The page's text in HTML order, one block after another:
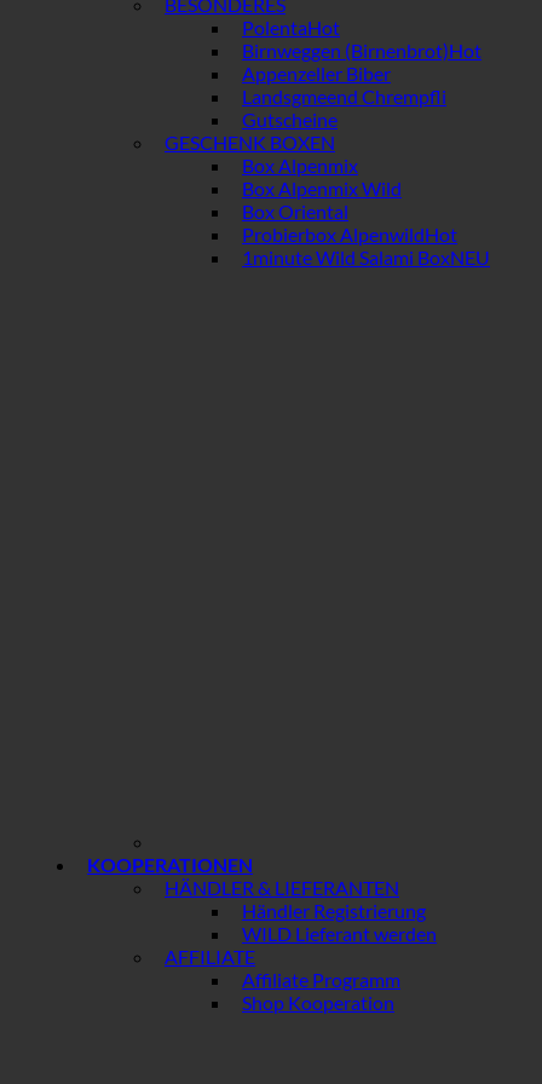
Polenta
Birnweggen (Birnenbrot)
Appenzeller Biber
Landsgmeend Chrempfli
Gutscheine
GESCHENK BOXEN
Box Alpenmix
Box Alpenmix Wild
Box Oriental
Probierbox Alpenwild
1minute Wild Salami Box
KOOPERATIONEN
HÄNDLER & LIEFERANTEN
Händler Registrierung
WILD Lieferant werden
AFFILIATE
Affiliate Programm
Shop Kooperation